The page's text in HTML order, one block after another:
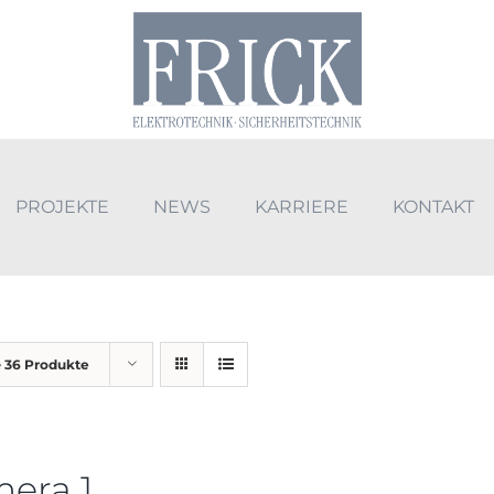
PROJEKTE NEWS KARRIERE KONTAKT
36 Produkte